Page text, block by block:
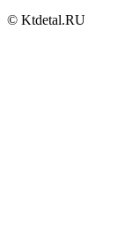
© Ktdetal.RU